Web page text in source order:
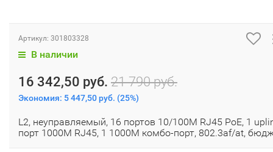
Артикул: 301803328
В наличии
16 342,50 руб. 21 790 руб.
Экономия: 5 447,50 руб. (25%)
L2, неуправляемый, 16 портов 10/100M RJ45 PoE, 1
порт 1000М RJ45, 1 1000М комбо-порт, 802.3af/at,